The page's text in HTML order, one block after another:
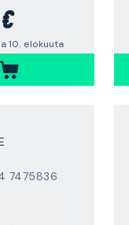
10. elokuuta
7475836